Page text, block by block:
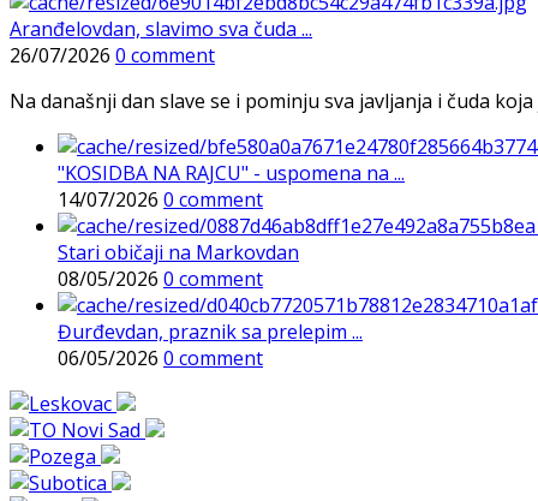
Aranđelovdan, slavimo sva čuda ...
26/07/2026 0 comment
Na današnji dan slave se i pominju sva javljanja i čuda
"KOSIDBA NA RAJCU" - uspomena na ...
14/07/2026 0 comment
Stari običaji na Markovdan
08/05/2026 0 comment
Đurđevdan, praznik sa prelepim ...
06/05/2026 0 comment